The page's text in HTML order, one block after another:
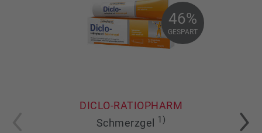
46%
GESPART
46%
GESPART
DICLO-RATIOPHARM
Schmerzgel 1)